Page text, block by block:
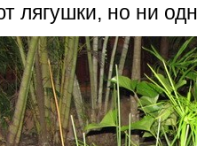
лягушки, но ни